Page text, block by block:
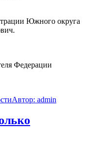
Южного округа
Федерации
Автор: admin